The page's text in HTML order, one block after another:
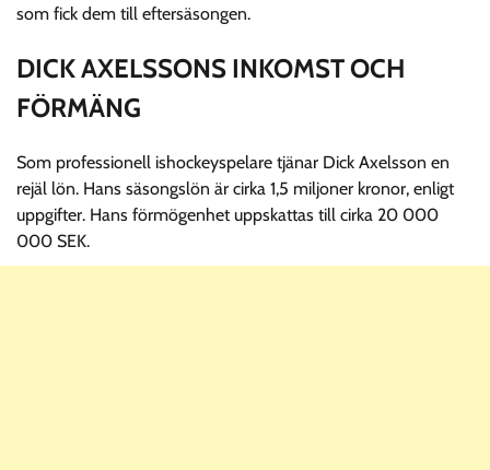
som fick dem till eftersäsongen.
DICK AXELSSONS INKOMST OCH
FÖRMÄNG
Som professionell ishockeyspelare tjänar Dick Axelsson en
rejäl lön. Hans säsongslön är cirka 1,5 miljoner kronor, enligt
uppgifter. Hans förmögenhet uppskattas till cirka 20 000
000 SEK.